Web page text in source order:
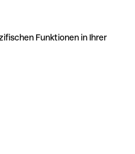
Funktionen in Ihrer